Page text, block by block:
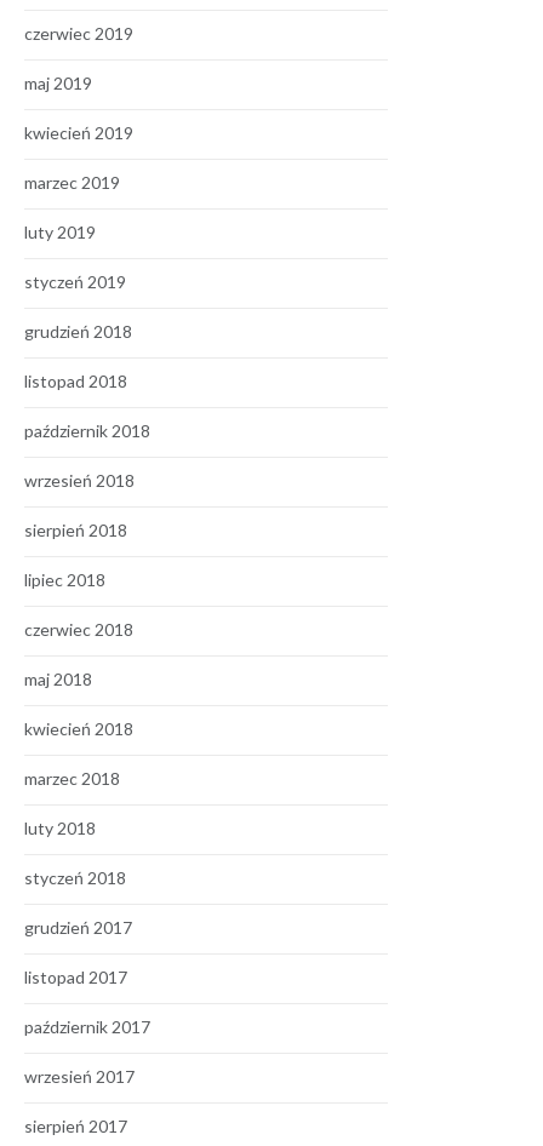
czerwiec 2019
maj 2019
kwiecień 2019
marzec 2019
luty 2019
styczeń 2019
grudzień 2018
listopad 2018
październik 2018
wrzesień 2018
sierpień 2018
lipiec 2018
czerwiec 2018
maj 2018
kwiecień 2018
marzec 2018
luty 2018
styczeń 2018
grudzień 2017
listopad 2017
październik 2017
wrzesień 2017
sierpień 2017